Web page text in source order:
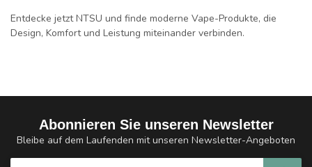
Entdecke jetztNTSU und finde moderne Vape-Produkte, die
Design, Komfort und Leistung miteinander verbinden.
Abonnieren Sie unseren Newsletter
Bleibe auf dem Laufenden mit unseren Newsletter-Angeboten